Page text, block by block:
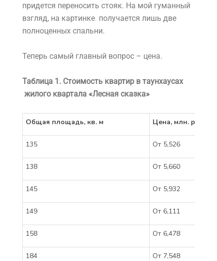
придется переносить стояк. На мой гуманный
взгляд, на картинке получается лишь две
полноценных спальни.
Теперь самый главный вопрос – цена.
Таблица 1. Стоимость квартир в таунхаусах
жилого квартала «Лесная сказка»
Общая площадь, кв. м Цена, млн. рублей
135 От 5,526
138 От 5,660
145 От 5,932
149 От 6,111
158 От 6,478
184 От 7,548